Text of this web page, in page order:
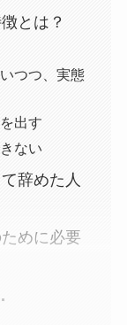
とは？
つつ、実態
出す
ない
辞めた人
めに必要